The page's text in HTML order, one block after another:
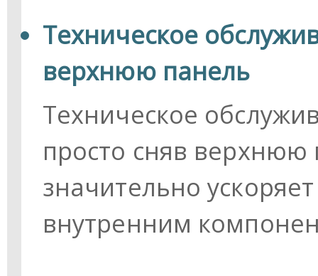
Техническое
верхнюю панель
Техническое
просто сняв верхнюю
значительно
внутренним